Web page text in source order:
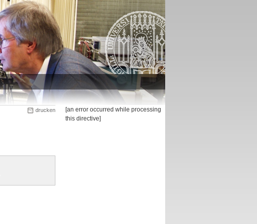
drucken
[an error occurred while processing
this directive]